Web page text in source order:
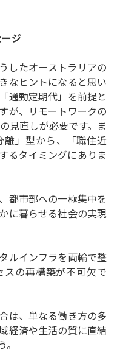
ジ
したオーストラリアの
なヒントになると思い
通勤定期代」を前提と
が、リモートワークの
見直しが必要です。ま
」型から、「職住近
るタイミングにありま
都市部への一極集中を
に暮らせる社会の実現
ルインフラを両輪で整
の再構築が不可欠で
は、単なる働き方の多
経済や生活の質に直結